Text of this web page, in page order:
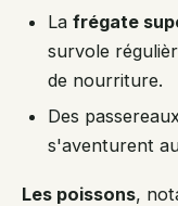
La frégate
survole
de nourriture.
Des
s'aventurent
Les poissons,